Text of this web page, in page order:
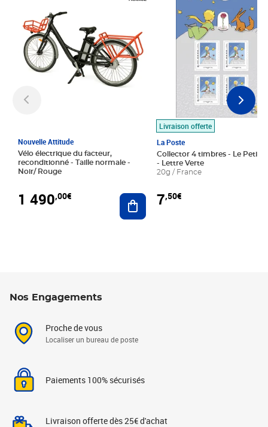
Nouvelle Attitude
Vélo électrique du facteur,
reconditionné - Taille normale -
Noir/ Rouge
1 490,00€ Ajouter au panier
Livraison offerte
La Poste
Collector 4 timbres - Le Petit
- Lettre Verte
20g / France
7,50€
Nos Engagements
Proche de vous
Localiser un bureau de poste
Paiements 100% sécurisés
Livraison offerte dès 25€ d'achat